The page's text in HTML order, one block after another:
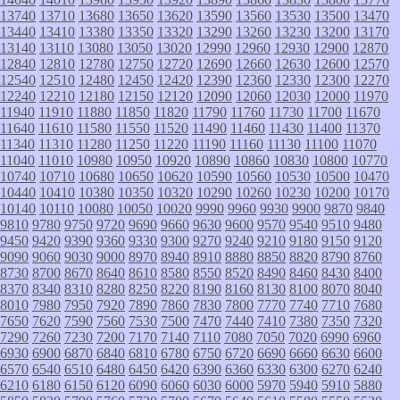
13740 13710 13680 13650 13620 13590 13560 13530 13500 13470
13440 13410 13380 13350 13320 13290 13260 13230 13200 13170
13140 13110 13080 13050 13020 12990 12960 12930 12900 12870
12840 12810 12780 12750 12720 12690 12660 12630 12600 12570
12540 12510 12480 12450 12420 12390 12360 12330 12300 12270
12240 12210 12180 12150 12120 12090 12060 12030 12000 11970
11940 11910 11880 11850 11820 11790 11760 11730 11700 11670
11640 11610 11580 11550 11520 11490 11460 11430 11400 11370
11340 11310 11280 11250 11220 11190 11160 11130 11100 11070
11040 11010 10980 10950 10920 10890 10860 10830 10800 10770
10740 10710 10680 10650 10620 10590 10560 10530 10500 10470
10440 10410 10380 10350 10320 10290 10260 10230 10200 10170
10140 10110 10080 10050 10020 9990 9960 9930 9900 9870 9840
9810 9780 9750 9720 9690 9660 9630 9600 9570 9540 9510 9480
9450 9420 9390 9360 9330 9300 9270 9240 9210 9180 9150 9120
9090 9060 9030 9000 8970 8940 8910 8880 8850 8820 8790 8760
8730 8700 8670 8640 8610 8580 8550 8520 8490 8460 8430 8400
8370 8340 8310 8280 8250 8220 8190 8160 8130 8100 8070 8040
8010 7980 7950 7920 7890 7860 7830 7800 7770 7740 7710 7680
7650 7620 7590 7560 7530 7500 7470 7440 7410 7380 7350 7320
7290 7260 7230 7200 7170 7140 7110 7080 7050 7020 6990 6960
6930 6900 6870 6840 6810 6780 6750 6720 6690 6660 6630 6600
6570 6540 6510 6480 6450 6420 6390 6360 6330 6300 6270 6240
6210 6180 6150 6120 6090 6060 6030 6000 5970 5940 5910 5880